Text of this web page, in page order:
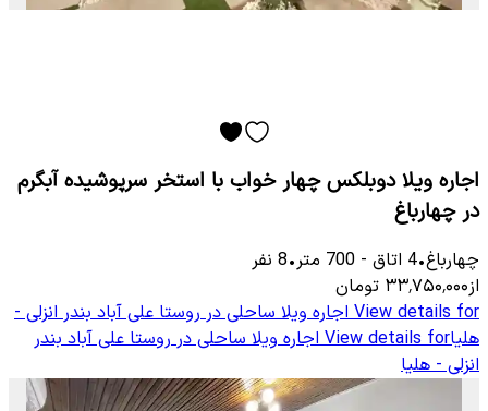
اجاره ویلا دوبلکس چهار خواب با استخر سرپوشیده آبگرم
در چهارباغ
چهارباغ•
4 اتاق -
700 متر•
8 نفر
از۳۳٬۷۵۰٬۰۰۰ تومان
View details for اجاره ویلا ساحلی در روستا علی آباد بندر انزلی -
هلیاView details for اجاره ویلا ساحلی در روستا علی آباد بندر
انزلی - هلیا